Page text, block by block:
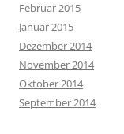
Februar 2015
Januar 2015
Dezember 2014
November 2014
Oktober 2014
September 2014